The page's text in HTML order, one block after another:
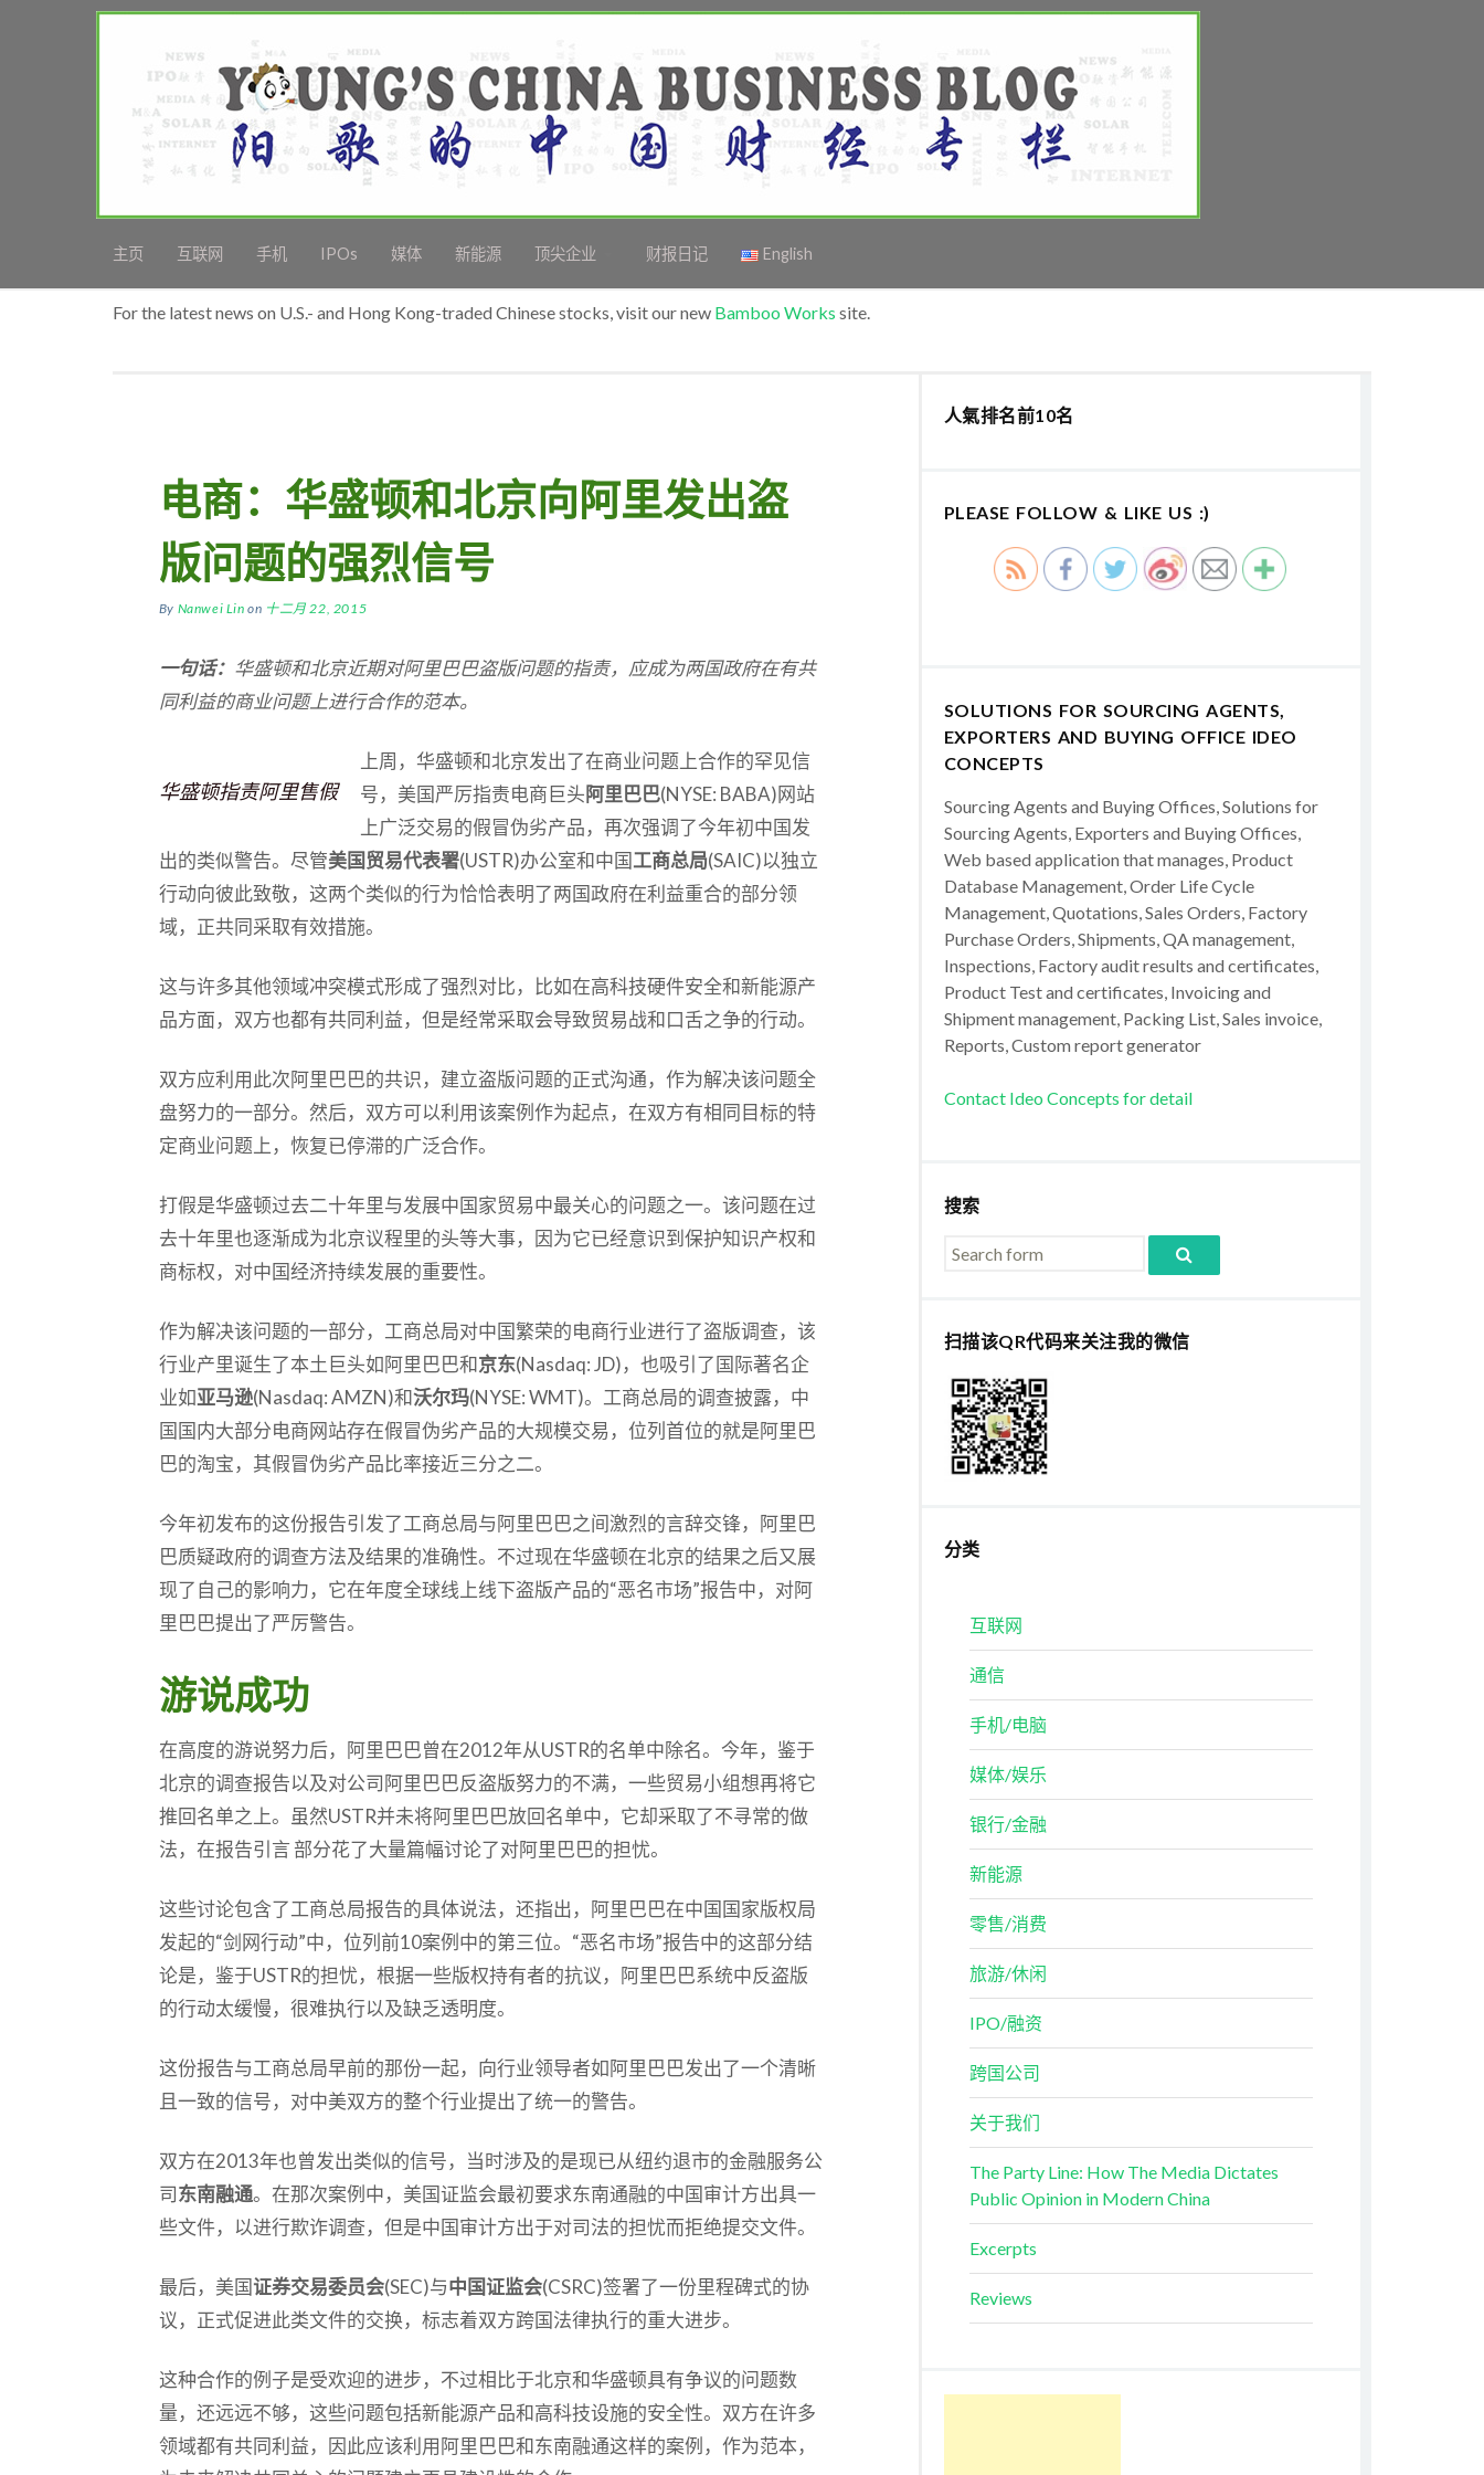
主页 互联网 手机 IPOs 媒体 新能源 顶尖企业 财报日记 English
For the latest news on U.S.- and Hong Kong-traded Chinese stocks, visit our new Bamboo Works site.
电商：华盛顿和北京向阿里发出盗
版问题的强烈信号
By Nanwei Lin on 十二月 22, 2015
一句话： 华盛顿和北京近期对阿里巴巴盗版问题的指责，应成为两国政府在有共
同利益的商业问题上进行合作的范本。
华盛顿指责阿里售假
上周，华盛顿和北京发出了在商业问题上合作的罕见信
号，美国严厉指责电商巨头阿里巴巴(NYSE: BABA)网站
上广泛交易的假冒伪劣产品，再次强调了今年初中国发
出的类似警告。尽管美国贸易代表署(USTR)办公室和中国工商总局(SAIC)以独立
行动向彼此致敬，这两个类似的行为恰恰表明了两国政府在利益重合的部分领
域，正共同采取有效措施。
这与许多其他领域冲突模式形成了强烈对比，比如在高科技硬件安全和新能源产
品方面，双方也都有共同利益，但是经常采取会导致贸易战和口舌之争的行动。
双方应利用此次阿里巴巴的共识，建立盗版问题的正式沟通，作为解决该问题全
盘努力的一部分。然后，双方可以利用该案例作为起点，在双方有相同目标的特
定商业问题上，恢复已停滞的广泛合作。
打假是华盛顿过去二十年里与发展中国家贸易中最关心的问题之一。该问题在过
去十年里也逐渐成为北京议程里的头等大事，因为它已经意识到保护知识产权和
商标权，对中国经济持续发展的重要性。
作为解决该问题的一部分，工商总局对中国繁荣的电商行业进行了盗版调查，该
行业产里诞生了本土巨头如阿里巴巴和京东(Nasdaq: JD)，也吸引了国际著名企
业如亚马逊(Nasdaq: AMZN)和沃尔玛(NYSE: WMT)。工商总局的调查披露，中
国国内大部分电商网站存在假冒伪劣产品的大规模交易，位列首位的就是阿里巴
巴的淘宝，其假冒伪劣产品比率接近三分之二。
今年初发布的这份报告引发了工商总局与阿里巴巴之间激烈的言辞交锋，阿里巴
巴质疑政府的调查方法及结果的准确性。不过现在华盛顿在北京的结果之后又展
现了自己的影响力，它在年度全球线上线下盗版产品的“恶名市场”报告中，对阿
里巴巴提出了严厉警告。
游说成功
在高度的游说努力后，阿里巴巴曾在2012年从USTR的名单中除名。今年，鉴于
北京的调查报告以及对公司阿里巴巴反盗版努力的不满，一些贸易小组想再将它
推回名单之上。虽然USTR并未将阿里巴巴放回名单中，它却采取了不寻常的做
法，在报告引言 部分花了大量篇幅讨论了对阿里巴巴的担忧。
这些讨论包含了工商总局报告的具体说法，还指出，阿里巴巴在中国国家版权局
发起的“剑网行动”中，位列前10案例中的第三位。“恶名市场”报告中的这部分结
论是，鉴于USTR的担忧，根据一些版权持有者的抗议，阿里巴巴系统中反盗版
的行动太缓慢，很难执行以及缺乏透明度。
这份报告与工商总局早前的那份一起，向行业领导者如阿里巴巴发出了一个清晰
且一致的信号，对中美双方的整个行业提出了统一的警告。
双方在2013年也曾发出类似的信号，当时涉及的是现已从纽约退市的金融服务公
司东南融通。在那次案例中，美国证监会最初要求东南通融的中国审计方出具一
些文件，以进行欺诈调查，但是中国审计方出于对司法的担忧而拒绝提交文件。
最后，美国证券交易委员会(SEC)与中国证监会(CSRC)签署了一份里程碑式的协
议，正式促进此类文件的交换，标志着双方跨国法律执行的重大进步。
这种合作的例子是受欢迎的进步，不过相比于北京和华盛顿具有争议的问题数
量，还远远不够，这些问题包括新能源产品和高科技设施的安全性。双方在许多
领域都有共同利益，因此应该利用阿里巴巴和东南融通这样的案例，作为范本，
人氣排名前10名
PLEASE FOLLOW & LIKE US :)
SOLUTIONS FOR SOURCING AGENTS,
EXPORTERS AND BUYING OFFICE IDEO
CONCEPTS
Sourcing Agents and Buying Offices, Solutions for
Sourcing Agents, Exporters and Buying Offices,
Web based application that manages, Product
Database Management, Order Life Cycle
Management, Quotations, Sales Orders, Factory
Purchase Orders, Shipments, QA management,
Inspections, Factory audit results and certificates,
Product Test and certificates, Invoicing and
Shipment management, Packing List, Sales invoice,
Reports, Custom report generator
Contact Ideo Concepts for detail
搜索
扫描该QR代码来关注我的微信
分类
互联网
通信
手机/电脑
媒体/娱乐
银行/金融
新能源
零售/消费
旅游/休闲
IPO/融资
跨国公司
关于我们
The Party Line: How The Media Dictates
Public Opinion in Modern China
Excerpts
Reviews